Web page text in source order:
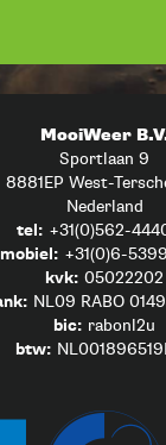
MooiWeer
Sportlaan 9
8881EP West-
Nederland
tel: +31(0)562-
mobiel: +31(0)6-
kvk: 05022202
NL09 RABO
bic: rabonl2u
btw: